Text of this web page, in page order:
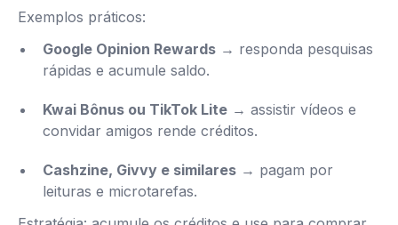
Exemplos práticos:
Google Opinion Rewards → responda pesquisas
rápidas e acumule saldo.
Kwai Bônus ou TikTok Lite → assistir vídeos e
convidar amigos rende créditos.
Cashzine, Givvy e similares → pagam por
leituras e microtarefas.